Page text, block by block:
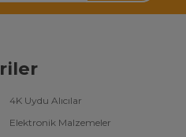
4K Uydu Alıcılar
Elektronik Malzemeler